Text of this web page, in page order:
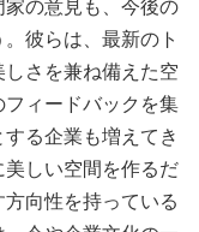
の意見も、今後の
彼らは、最新のト
さを兼ね備えた空
ィードバックを集
る企業も増えてき
しい空間を作るだ
向性を持っている